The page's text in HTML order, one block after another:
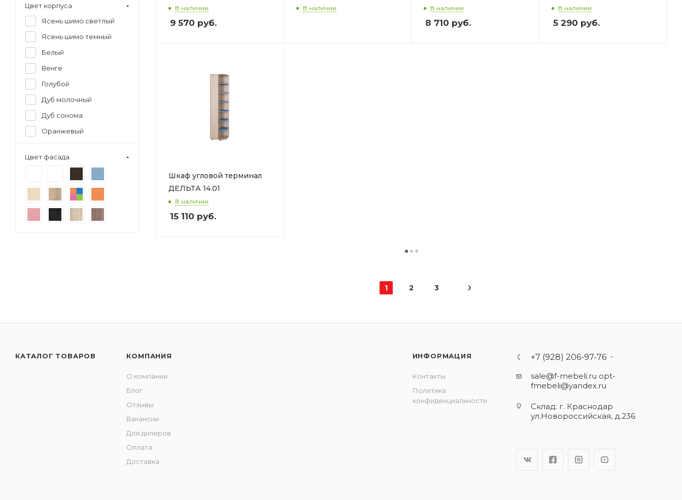
В наличии
9 570 руб.
В наличии В наличии
8 710 руб.
В наличии
5 290 руб.
Шкаф угловой терминал
ДЕЛЬТА 14.01
В наличии
15 110 руб.
1 2 3
Цвет корпуса
Ясень шимо светлый
Ясень шимо темный
Белый
Венге
Голубой
Дуб молочный
Дуб сонома
Оранжевый
Серый
Графит
Дуб крафт золотой
Цвет фасада
КАТАЛОГ ТОВАРОВ КОМПАНИЯ
О компании
Блог
Отзывы
Вакансии
Для дилеров
Оплата
Доставка
ИНФОРМАЦИЯ
Контакты
Политика
конфиденциальности
+7 (928) 206-97-76
sale@f-mebeli.ru opt-
fmebeli@yandex.ru
Склад: г. Краснодар
ул.Новороссийская, д.236